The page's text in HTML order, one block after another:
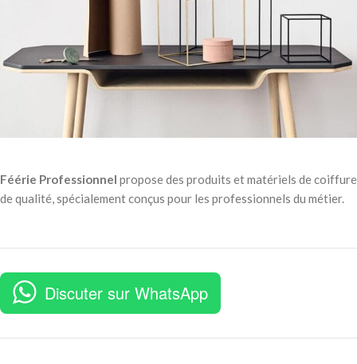
Kitchen
Leo uteu ullamcorper
Féérie Professionnel propose des produits et matériels de coiffure
de qualité, spécialement conçus pour les professionnels du métier.
Discuter sur WhatsApp